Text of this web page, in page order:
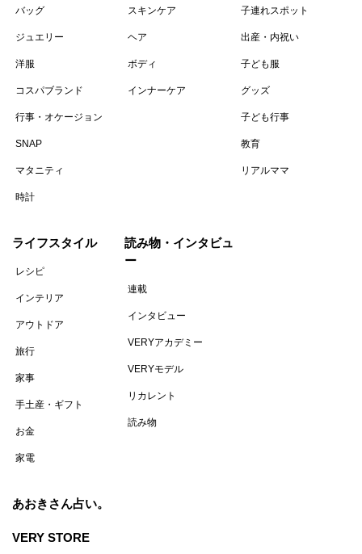
バッグ
ジュエリー
洋服
コスパブランド
行事・オケージョン
SNAP
マタニティ
時計
スキンケア
ヘア
ボディ
インナーケア
子連れスポット
出産・内祝い
子ども服
グッズ
子ども行事
教育
リアルママ
ライフスタイル
レシピ
インテリア
アウトドア
旅行
家事
手土産・ギフト
お金
家電
読み物・インタビュ
ー
連載
インタビュー
VERYアカデミー
VERYモデル
リカレント
読み物
あおきさん占い。
VERY STORE